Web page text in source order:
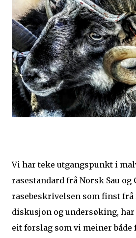
Vi har teke utgangspunkt i
rasestandard frå Norsk Sau og
rasebeskrivelsen som finst frå
diskusjon og undersøking,
eit forslag som vi meiner både